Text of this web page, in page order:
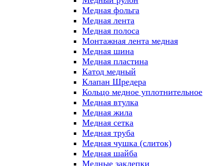
Медная фольга
Медная лента
Медная полоса
Монтажная лента медная
Медная шина
Медная пластина
Катод медный
Клапан Шредера
Кольцо медное уплотнительное
Медная втулка
Медная жила
Медная сетка
Медная труба
Медная чушка (слиток)
Медная шайба
Медные заклепки